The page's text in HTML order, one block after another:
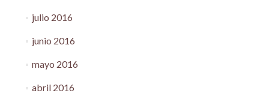
julio 2016
junio 2016
mayo 2016
abril 2016